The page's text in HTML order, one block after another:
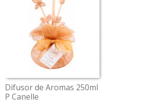
Difusor de Aromas 250ml
P Canelle